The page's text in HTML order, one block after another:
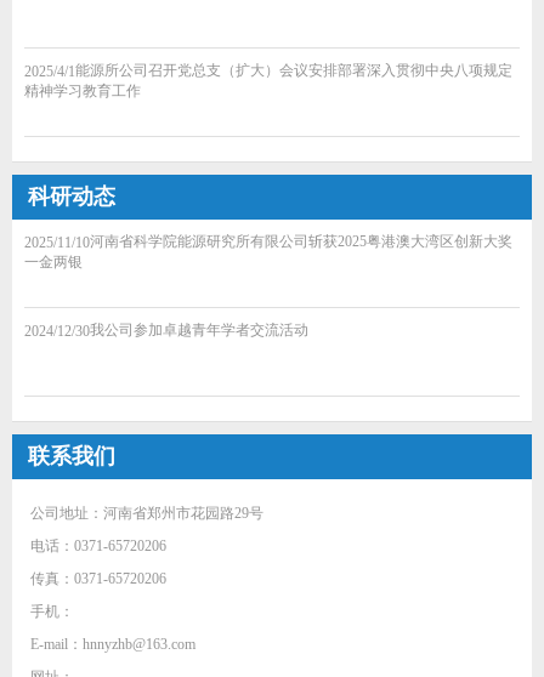
2025/4/1能源所公司召开党总支（扩大）会议安排部署深入贯彻中央八项规定
精神学习教育工作
科研动态
2025/11/10河南省科学院能源研究所有限公司斩获2025粤港澳大湾区创新大奖
一金两银
2024/12/30我公司参加卓越青年学者交流活动
联系我们
公司地址：河南省郑州市花园路29号
电话：0371-65720206
传真：0371-65720206
手机：
E-mail：hnnyzhb@163.com